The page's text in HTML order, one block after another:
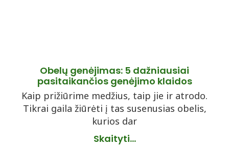
Obelų genėjimas: 5 dažniausiai
pasitaikančios genėjimo klaidos
Kaip prižiūrime medžius, taip jie ir atrodo.
Tikrai gaila žiūrėti į tas susenusias obelis,
kurios dar
Skaityti...